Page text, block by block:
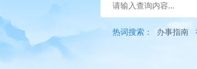
热词搜索： 办事指南